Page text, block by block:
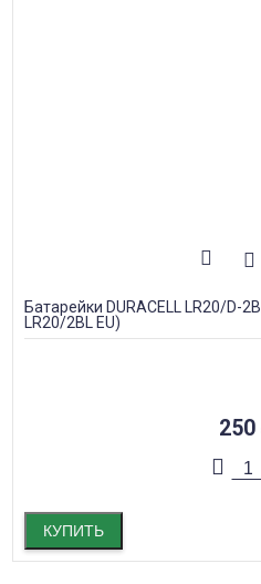
Батарейки DURACELL LR20/D-
LR20/2BL EU)
250
КУПИТЬ